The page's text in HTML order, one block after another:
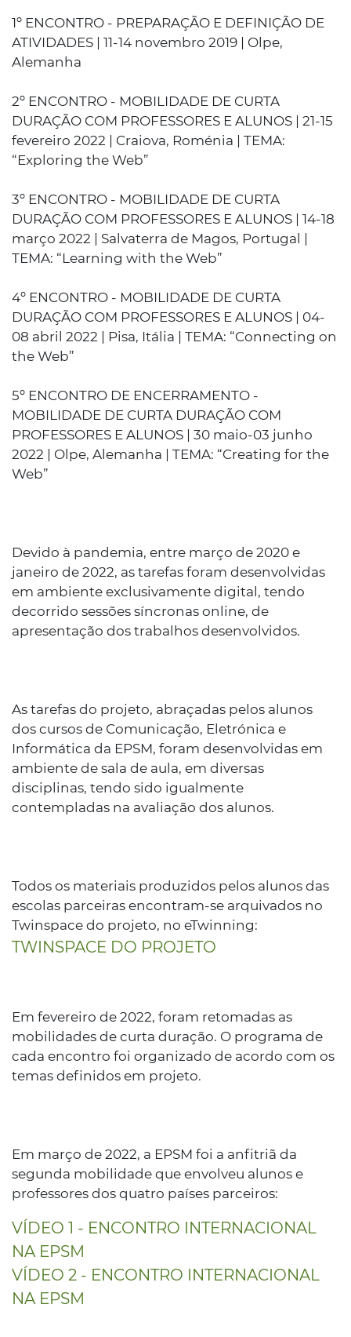
1º ENCONTRO - PREPARAÇÃO E DEFINIÇÃO DE
ATIVIDADES | 11-14 novembro 2019 | Olpe,
Alemanha
2º ENCONTRO - MOBILIDADE DE CURTA
DURAÇÃO COM PROFESSORES E ALUNOS | 21-15
fevereiro 2022 | Craiova, Roménia | TEMA:
“Exploring the Web”
3º ENCONTRO - MOBILIDADE DE CURTA
DURAÇÃO COM PROFESSORES E ALUNOS | 14-18
março 2022 | Salvaterra de Magos, Portugal |
TEMA: “Learning with the Web”
4º ENCONTRO - MOBILIDADE DE CURTA
DURAÇÃO COM PROFESSORES E ALUNOS | 04-
08 abril 2022 | Pisa, Itália | TEMA: “Connecting on
the Web”
5º ENCONTRO DE ENCERRAMENTO -
MOBILIDADE DE CURTA DURAÇÃO COM
PROFESSORES E ALUNOS | 30 maio-03 junho
2022 | Olpe, Alemanha | TEMA: “Creating for the
Web”
Devido à pandemia, entre março de 2020 e
janeiro de 2022, as tarefas foram desenvolvidas
em ambiente exclusivamente digital, tendo
decorrido sessões síncronas online, de
apresentação dos trabalhos desenvolvidos.
As tarefas do projeto, abraçadas pelos alunos
dos cursos de Comunicação, Eletrónica e
Informática da EPSM, foram desenvolvidas em
ambiente de sala de aula, em diversas
disciplinas, tendo sido igualmente
contempladas na avaliação dos alunos.
Todos os materiais produzidos pelos alunos das
escolas parceiras encontram-se arquivados no
Twinspace do projeto, no eTwinning:
TWINSPACE DO PROJETO
Em fevereiro de 2022, foram retomadas as
mobilidades de curta duração. O programa de
cada encontro foi organizado de acordo com os
temas definidos em projeto.
Em março de 2022, a EPSM foi a anfitriã da
segunda mobilidade que envolveu alunos e
professores dos quatro países parceiros:
VÍDEO 1 - ENCONTRO INTERNACIONAL
NA EPSM
VÍDEO 2 - ENCONTRO INTERNACIONAL
NA EPSM